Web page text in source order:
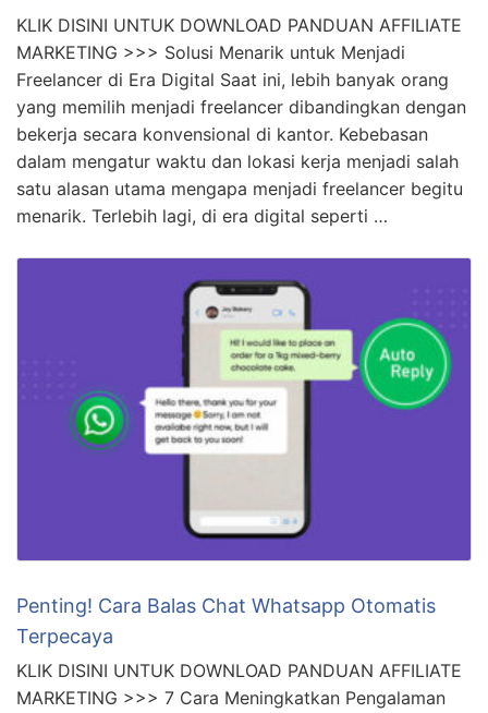
KLIK DISINI UNTUK DOWNLOAD PANDUAN AFFILIATE
MARKETING >>> Solusi Menarik untuk Menjadi
Freelancer di Era Digital Saat ini, lebih banyak orang
yang memilih menjadi freelancer dibandingkan dengan
bekerja secara konvensional di kantor. Kebebasan
dalam mengatur waktu dan lokasi kerja menjadi salah
satu alasan utama mengapa menjadi freelancer begitu
menarik. Terlebih lagi, di era digital seperti …
Penting! Cara Balas Chat Whatsapp Otomatis
Terpecaya
KLIK DISINI UNTUK DOWNLOAD PANDUAN AFFILIATE
MARKETING >>> 7 Cara Meningkatkan Pengalaman